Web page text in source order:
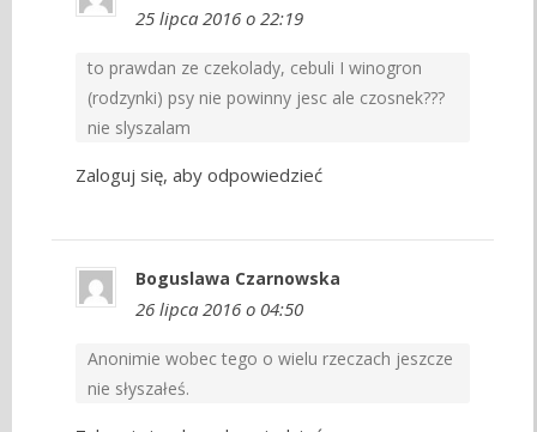
25 lipca 2016 o 22:19
to prawdan ze czekolady, cebuli I winogron
(rodzynki) psy nie powinny jesc ale czosnek???
nie slyszalam
Zaloguj się, aby odpowiedzieć
Boguslawa Czarnowska
26 lipca 2016 o 04:50
Anonimie wobec tego o wielu rzeczach jeszcze
nie słyszałeś.